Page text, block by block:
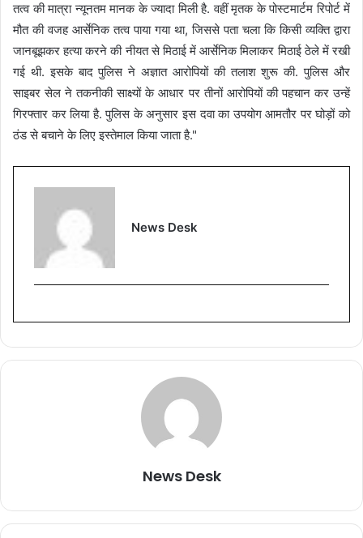
तत्व की मात्रा न्यूनतम मानक के ज्यादा मिली है. वहीं मृतक के पोस्टमार्टम रिपोर्ट में
मौत की वजह आर्सेनिक तत्व पाया गया था, जिससे पता चला कि किसी व्यक्ति द्वारा
जानबूझकर हत्या करने की नीयत से मिठाई में आर्सेनिक मिलाकर मिठाई ठेले में रखी
गई थी. इसके बाद पुलिस ने अज्ञात आरोपियों की तलाश शुरू की. पुलिस और
साइबर सेल ने तकनीकी साक्ष्यों के आधार पर तीनों आरोपियों की पहचान कर उन्हें
गिरफ्तार कर लिया है. पुलिस के अनुसार इस दवा का उपयोग आमतौर पर घोड़ों को
ठंड से बचाने के लिए इस्तेमाल किया जाता है."
News Desk
News Desk